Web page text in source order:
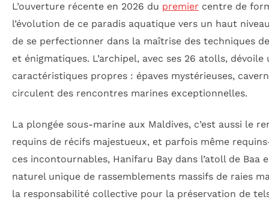
L’ouverture récente en 2026 du premier centre de
l’évolution de ce paradis aquatique vers un haut
de se perfectionner dans la maîtrise des techniques
et énigmatiques. L’archipel, avec ses 26 atolls,
caractéristiques propres : épaves mystérieuses,
circulent des rencontres marines exceptionnelles.
La plongée sous-marine aux Maldives, c’est aussi le
requins de récifs majestueux, et parfois même
ces incontournables, Hanifaru Bay dans l’atoll de Baa
naturel unique de rassemblements massifs de raies
la responsabilité collective pour la préservation de